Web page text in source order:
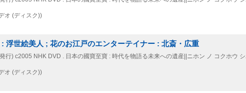
オ (ディスク))
浮世絵美人 ; 花のお江戸のエンターテイナー : 北斎・広重
行) c2005 NHK DVD . 日本の國寶至寶 : 時代を物語る未来への遺産||ニホン ノ コクホウ
オ (ディスク))